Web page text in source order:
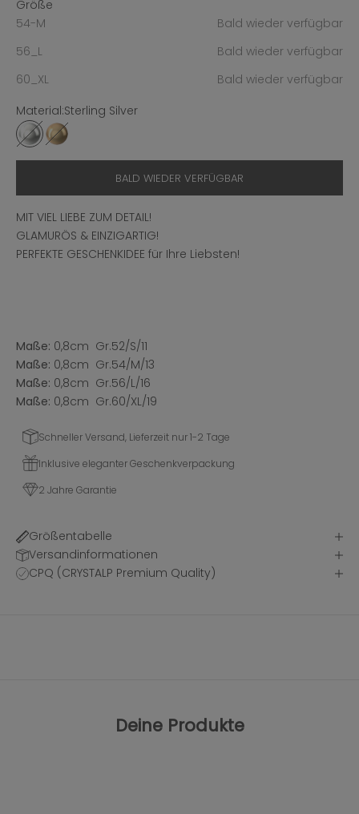
Größe
54-M
Bald wieder verfügbar
56_L
Bald wieder verfügbar
60_XL
Bald wieder verfügbar
Material:Sterling Silver
Sterling Silver
Sterling Silver Gold Plated
BALD WIEDER VERFÜGBAR
MIT VIEL LIEBE ZUM DETAIL!
GLAMURÖS & EINZIGARTIG!
PERFEKTE GESCHENKIDEE für Ihre Liebsten!
Maße: 0,8cm Gr.52/S/11
Maße: 0,8cm Gr.54/M/13
Maße: 0,8cm Gr.56/L/16
Maße: 0,8cm Gr.60/XL/19
Schneller Versand, Lieferzeit nur 1-2 Tage
Inklusive eleganter Geschenkverpackung
2 Jahre Garantie
Größentabelle
Versandinformationen
CPQ (CRYSTALP Premium Quality)
Deine Produkte